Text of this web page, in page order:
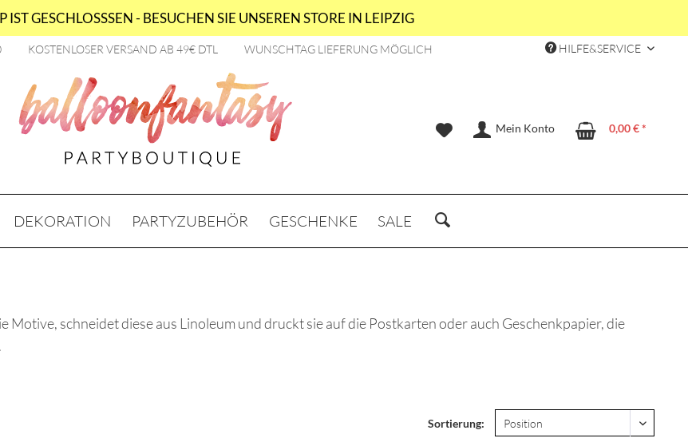
IST GESCHLOSSSEN - BESUCHEN SIE UNSEREN STORE IN LEIPZIG
KOSTENLOSER VERSAND AB 49€ DTL WUNSCHTAG LIEFERUNG MÖGLICH HILFE&SERVICE
Mein Konto 0,00 € *
DEKORATION PARTYZUBEHÖR GESCHENKE SALE
schneidet diese aus Linoleum und druckt sie auf die Postkarten oder auch Geschenkpapier, die
Sortierung: